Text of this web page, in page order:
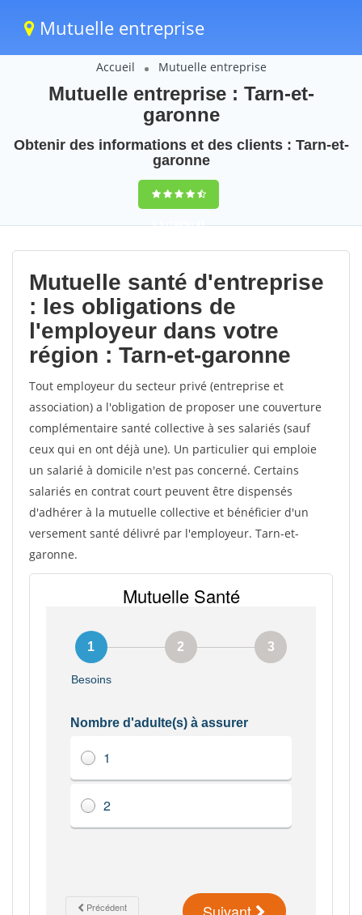
Mutuelle entreprise
Accueil Mutuelle entreprise
Mutuelle entreprise : Tarn-et-
garonne
Obtenir des informations et des clients : Tarn-et-
garonne
9,5(100%)41
votes
Mutuelle santé d'entreprise
: les obligations de
l'employeur dans votre
région : Tarn-et-garonne
Tout employeur du secteur privé (entreprise et
association) a l'obligation de proposer une couverture
complémentaire santé collective à ses salariés (sauf
ceux qui en ont déjà une). Un particulier qui emploie
un salarié à domicile n'est pas concerné. Certains
salariés en contrat court peuvent être dispensés
d'adhérer à la mutuelle collective et bénéficier d'un
versement santé délivré par l'employeur. Tarn-et-
garonne.